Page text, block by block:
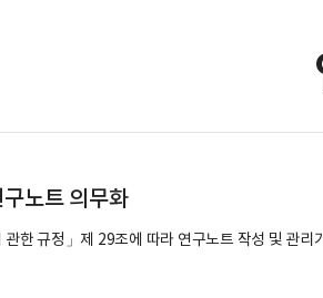
노트 의무화
관한 규정」제 29조에 따라 연구노트 작성 및 관리